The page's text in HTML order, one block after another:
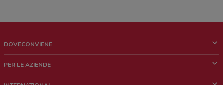
DOVECONVIENE
Chi siamo
PER LE AZIENDE